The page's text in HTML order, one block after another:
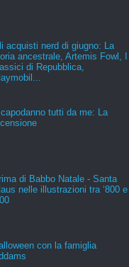
acquisti nerd di giugno: La
ancestrale, Artemis Fowl, I
di Repubblica,
tutti da me: La
di Babbo Natale - Santa
nelle illustrazioni tra ‘800 e
con la famiglia